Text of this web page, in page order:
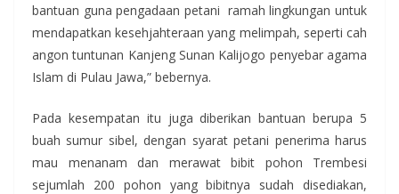
bantuan guna pengadaan petani ramah lingkungan untuk
mendapatkan kesehjahteraan yang melimpah, seperti cah
angon tuntunan Kanjeng Sunan Kalijogo penyebar agama
Islam di Pulau Jawa,” bebernya.
Pada kesempatan itu juga diberikan bantuan berupa 5
buah sumur sibel, dengan syarat petani penerima harus
mau menanam dan merawat bibit pohon Trembesi
sejumlah 200 pohon yang bibitnya sudah disediakan,